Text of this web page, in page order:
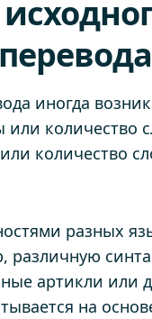
иногда
количество
количество
разных
артикли или
на